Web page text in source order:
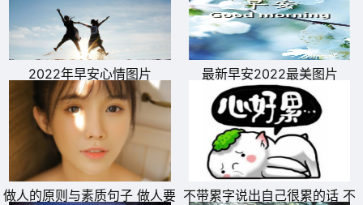
14、有些人不必说再见，因为只是路过而已。
15、微笑并不总是说明你是快乐的，有的时候，它只说明你
是很坚强。
16、时间会淡化一个人的记忆，却永远没有办法消磨一个人
的悲痛。
17、有没有这样一个人，刚刚认识的时候，你真心没想过以
后会是现在这样。
2022年早安心情图片 最新早安2022最美图片
做人的原则与素质句子 做人要 不带累字说出自己很累的话 不